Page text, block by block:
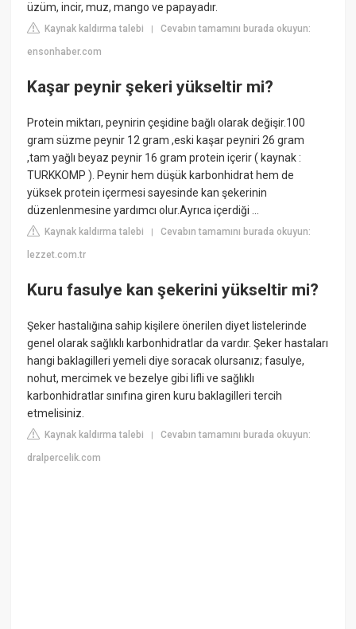
üzüm, incir, muz, mango ve papayadır.
Kaynak kaldırma talebi |Cevabın tamamını burada okuyun:
ensonhaber.com
Kaşar peynir şekeri yükseltir mi?
Protein miktarı, peynirin çeşidine bağlı olarak değişir.100
gram süzme peynir 12 gram ,eski kaşar peyniri 26 gram
,tam yağlı beyaz peynir 16 gram protein içerir ( kaynak :
TURKKOMP ). Peynir hem düşük karbonhidrat hem de
yüksek protein içermesi sayesinde kan şekerinin
düzenlenmesine yardımcı olur.Ayrıca içerdiği ...
Kaynak kaldırma talebi |Cevabın tamamını burada okuyun:
lezzet.com.tr
Kuru fasulye kan şekerini yükseltir mi?
Şeker hastalığına sahip kişilere önerilen diyet listelerinde
genel olarak sağlıklı karbonhidratlar da vardır. Şeker hastaları
hangi baklagilleri yemeli diye soracak olursanız; fasulye,
nohut, mercimek ve bezelye gibi lifli ve sağlıklı
karbonhidratlar sınıfına giren kuru baklagilleri tercih
etmelisiniz.
Kaynak kaldırma talebi |Cevabın tamamını burada okuyun:
dralpercelik.com